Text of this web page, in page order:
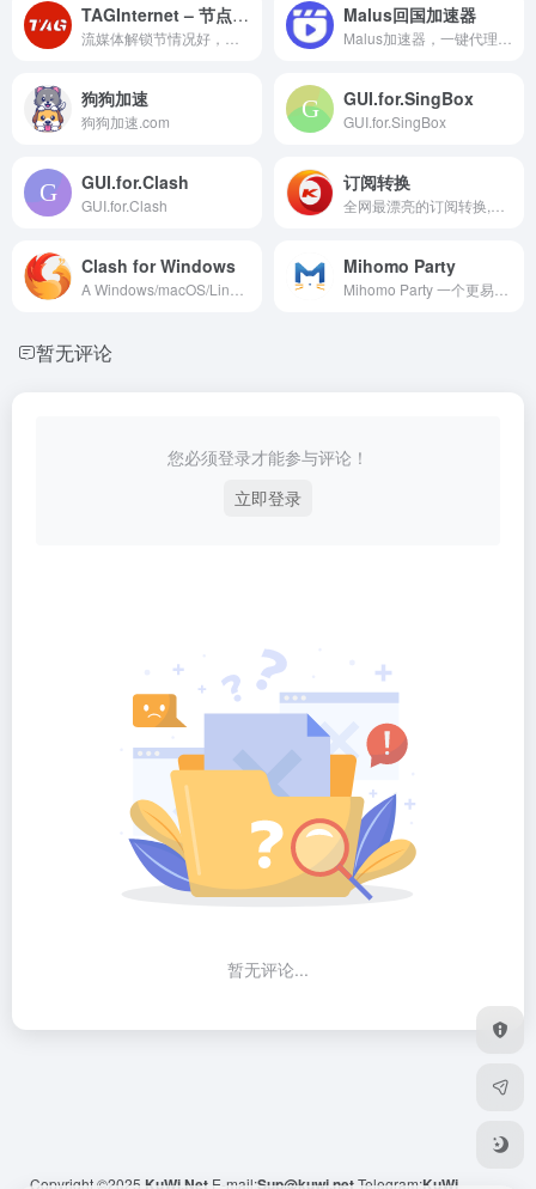
TAGInternet – 节点多速度快 Malus回国加速器
狗狗加速
狗狗加速.com
GUI.for.SingBox
GUI.for.SingBox
GUI.for.Clash
GUI.for.Clash
订阅转换
Clash for Windows Mihomo Party
暂无评论
您必须登录才能参与评论！
立即登录
暂无评论...
Copyright ©2025 KuWi.Net E-mail:Sup@kuwi.netTelegram:KuWi